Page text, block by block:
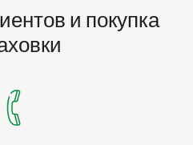
и покупка